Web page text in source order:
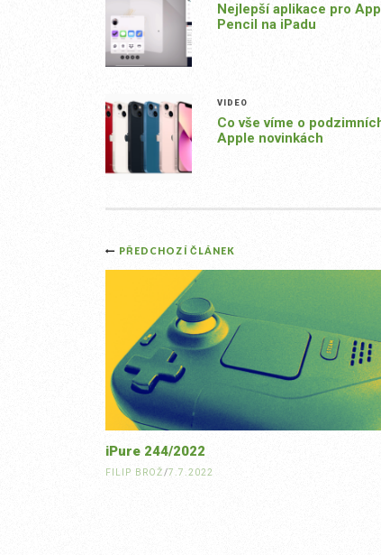
Nejlepší aplikace pro
Pencil na iPadu
VIDEO
Co vše víme o
Apple novinkách
Post
navigation
PŘEDCHOZÍ ČLÁNEK
iPure 244/2022
FILIP BROŽ /7.7.2022